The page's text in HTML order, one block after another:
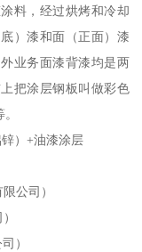
料，经过烘烤和冷却
）漆和面（正面）漆
业务面漆背漆均是两
把涂层钢板叫做彩色
）+油漆涂层
司）
）